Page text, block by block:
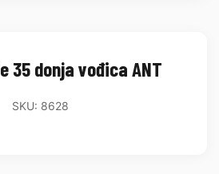
35 donja vođica ANT
SKU: 8628